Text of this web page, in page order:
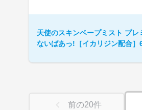
天使のスキンベープミスト プ
ないばあっ!［イカリジン配合］
前の20件